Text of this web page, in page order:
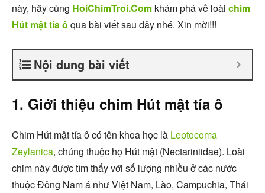
này, hãy cùng HoiChimTroi.Com khám phá về loài chim
Hút mật tía ô qua bài viết sau đây nhé. Xin mời!!!
Nội dung bài viết
1. Giới thiệu chim Hút mật tía ô
Chim Hút mật tía ô có tên khoa học là Leptocoma
Zeylanica, chúng thuộc họ Hút mật (Nectariniidae). Loài
chim này được tìm thấy với số lượng nhiều ở các nước
thuộc Đông Nam á như Việt Nam, Lào, Campuchia, Thái